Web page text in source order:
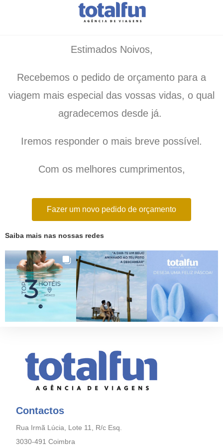
Estimados Noivos,
Recebemos o pedido de orçamento para a
viagem mais especial das vossas vidas, o qual
agradecemos desde já.
Iremos responder o mais breve possível.
Com os melhores cumprimentos,
Fazer um novo pedido de orçamento
Saiba mais nas nossas redes
Contactos
Rua Irmã Lúcia, Lote 11, R/c Esq.
3030-491 Coimbra